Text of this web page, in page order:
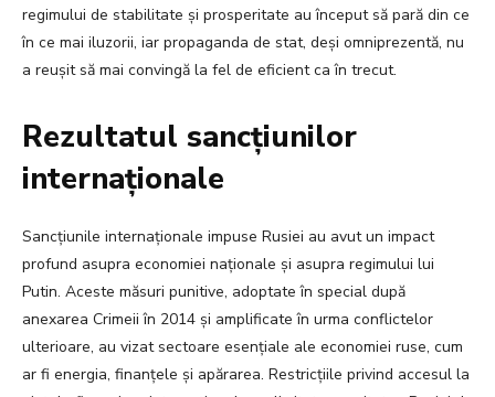
regimului de stabilitate și prosperitate au început să pară din ce
în ce mai iluzorii, iar propaganda de stat, deși omniprezentă, nu
a reușit să mai convingă la fel de eficient ca în trecut.
Rezultatul sancțiunilor
internaționale
Sancțiunile internaționale impuse Rusiei au avut un impact
profund asupra economiei naționale și asupra regimului lui
Putin. Aceste măsuri punitive, adoptate în special după
anexarea Crimeii în 2014 și amplificate în urma conflictelor
ulterioare, au vizat sectoare esențiale ale economiei ruse, cum
ar fi energia, finanțele și apărarea. Restricțiile privind accesul la